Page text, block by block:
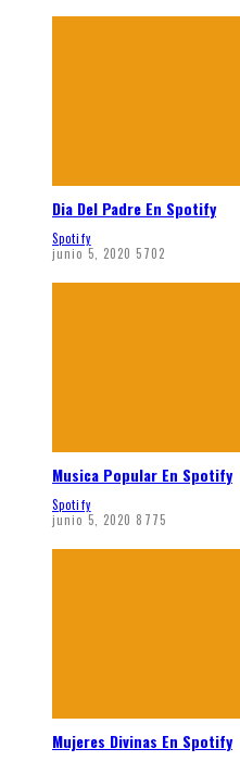
Dia Del Padre En Spotify
Spotify
junio 5, 2020 5702
Musica Popular En Spotify
Spotify
junio 5, 2020 8775
Mujeres Divinas En Spotify